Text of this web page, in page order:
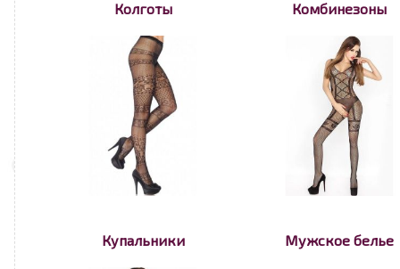
Колготы Комбинезоны
Купальники Мужское белье